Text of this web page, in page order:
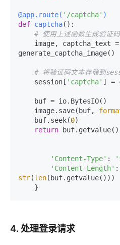
@app.route( '/captcha' )
def captcha():
# 使用上述函数生成验证
generate_captcha_image()
# 将验证码文本存储到
    session[
'captcha' ] =
    image.save(buf,
    buf.seek(
0)
return
'Content-Type' :
'Content-Length'
str(len(buf.getvalue()))
4. 处理登录请求